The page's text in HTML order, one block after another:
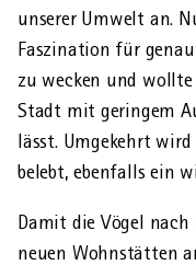
unserer Umwelt an.
Faszination für
zu wecken und
Stadt mit geringem
lässt. Umgekehrt
belebt, ebenfalls ein
Damit die Vögel
neuen Wohn­stätten